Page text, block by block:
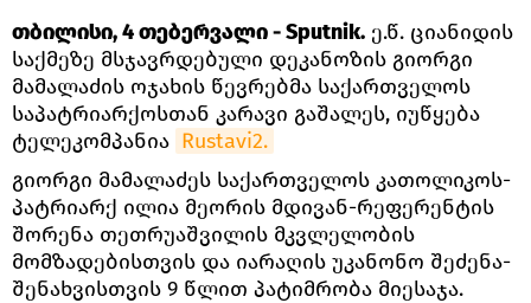
თბილისი, 4 თებერვალი - Sputnik. ე.წ. ციანიდის
საქმეზე მსჯავრდებული დეკანოზის გიორგი
მამალაძის ოჯახის წევრებმა საქართველოს
საპატრიარქოსთან კარავი გაშალეს, იუწყება
ტელეკომპანია Rustavi2.
გიორგი მამალაძეს საქართველოს კათოლიკოს-
პატრიარქ ილია მეორის მდივან-რეფერენტის
შორენა თეთრუაშვილის მკვლელობის
მომზადებისთვის და იარაღის უკანონო შეძენა-
შენახვისთვის 9 წლით პატიმრობა მიესაჯა.